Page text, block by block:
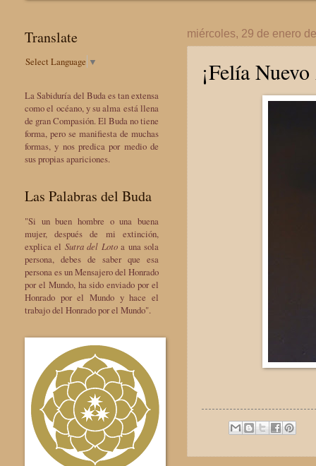
miércoles, 29 de enero
¡Felía
Translate
Select Language ▼
La Sabiduría del Buda es tan extensa
como el océano, y su alma está llena
de gran Compasión. El Buda no tiene
forma, pero se manifiesta de muchas
formas, y nos predica por medio de
sus propias apariciones.
Las Palabras del Buda
"Si un buen hombre o una buena
mujer, después de mi extinción,
explica el Sutra del Lotoa una sola
persona, debes de saber que esa
persona es un Mensajero del Honrado
por el Mundo, ha sido enviado por el
Honrado por el Mundo y hace el
trabajo del Honrado por el Mundo".